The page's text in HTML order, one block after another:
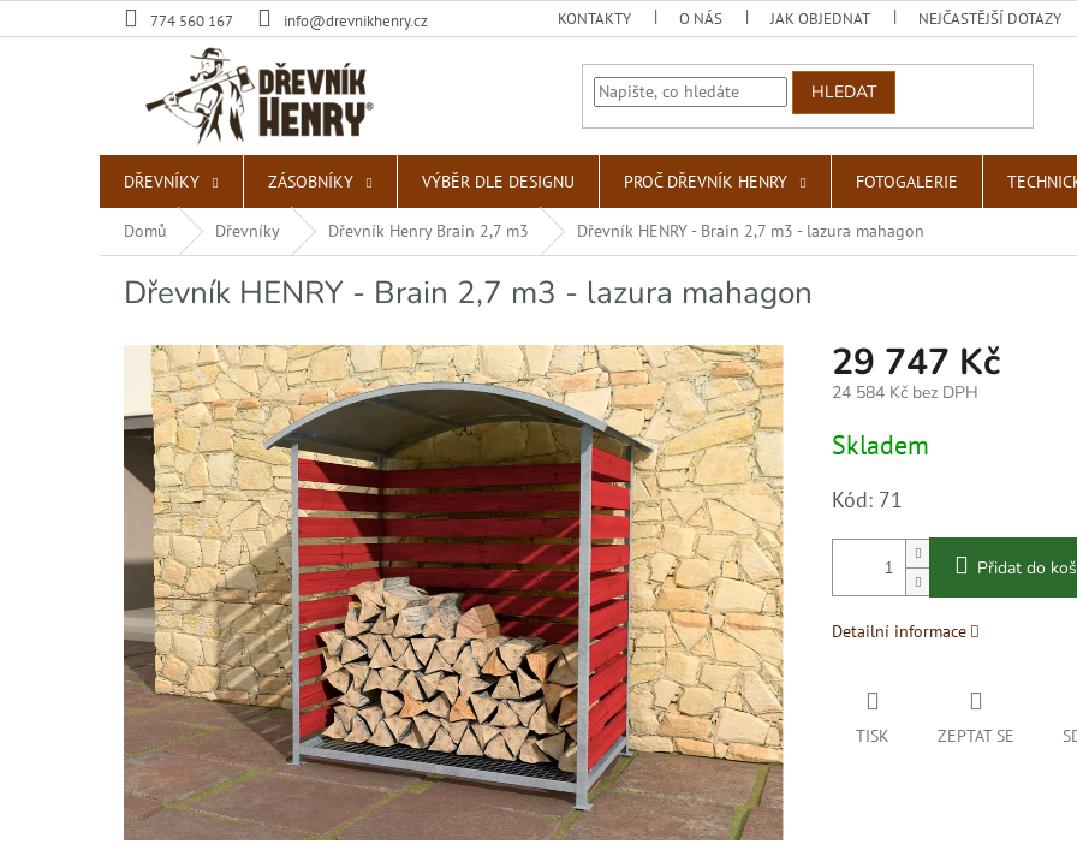
na
774 560 167 info@drevnikhenry.cz KONTAKTY O NÁS JAK OBJEDNAT NEJČASTĚJŠÍ DOTAZY
HLEDAT
DŘEVNÍKY ZÁSOBNÍKY VÝBĚR DLE DESIGNU PROČ DŘEVNÍK HENRY FOTOGALERIE
Domů Dřevníky Dřevník Henry Brain 2,7 m3 Dřevník HENRY - Brain 2,7 m3 - lazura mahagon
Dřevník HENRY - Brain 2,7 m3 - lazura mahagon
29 747 Kč
24 584 Kč bez DPH
cena:
Skladem
Kód: 71
Přidat do
Detailní informace
TISK ZEPTAT SE